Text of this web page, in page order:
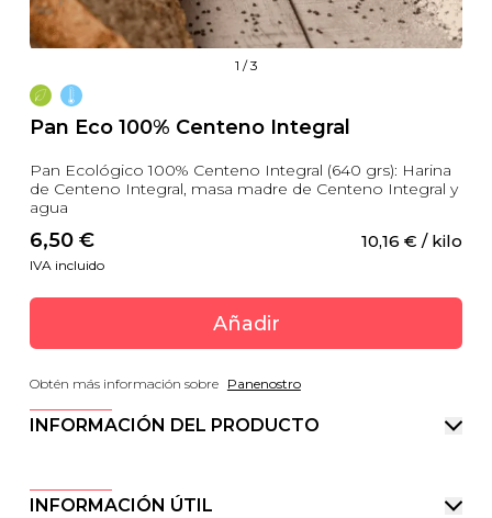
1 /3
Pan Eco 100% Centeno Integral
Pan Ecológico 100% Centeno Integral (640 grs): Harina
de Centeno Integral, masa madre de Centeno Integral y
agua
6,50 € 10,16 € / kilo
IVA incluido
Añadir
Obtén más información sobre Panenostro
INFORMACIÓN DEL PRODUCTO
INFORMACIÓN ÚTIL